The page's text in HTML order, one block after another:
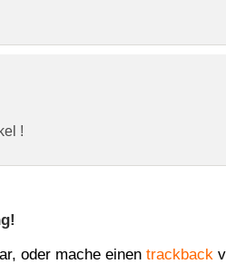
!
oder mache einen trackback